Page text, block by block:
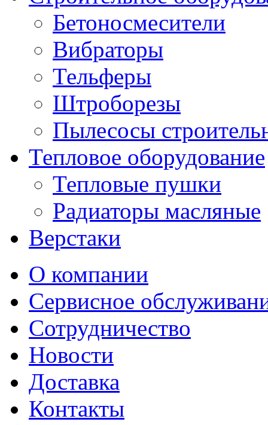
Бетоносмесители
Вибраторы
Тельферы
Штроборезы
Пылесосы
Тепловое оборудование
Тепловые пушки
Радиаторы масляные
Верстаки
О компании
Сервисное
Сотрудничество
Новости
Доставка
Контакты